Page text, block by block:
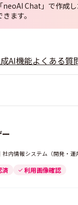
neoAI Chat」で作成
ます。
AI機能よくある質
社内情報システム（開発・
済 利用画像確認